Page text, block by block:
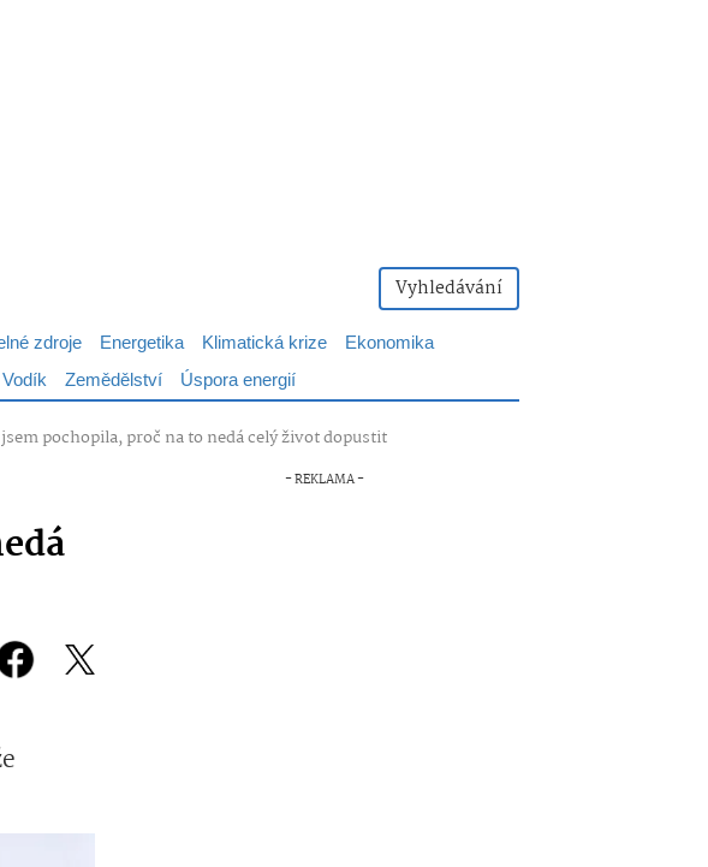
Vyhledávání
zdroje Energetika Klimatická krize
Ekonomika
Vodík Zemědělství Úspora energií
pochopila, proč na to nedá celý život dopustit